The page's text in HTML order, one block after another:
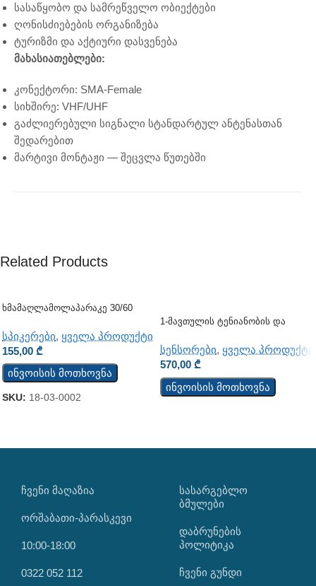
სასაწყობო და სამრეწველო ობიექტები
ღონისძიებების ორგანიზება
ტურიზმი და აქტიური დასვენება
მახასიათებლები:
კონექტორი: SMA-Female
სიხშირე: VHF/UHF
გაძლიერებული სიგნალი სტანდარტულ ანტენასთან
შედარებით
მარტივი მონტაჟი — შეცვლა წუთებში
Related Products
Ხმამაღლამოლაპარაკე 30/60
სპიკერები, ყველა პროდუქტი
155,00 ₾
ინვოისის მოთხოვნა
SKU: 18-03-0002
1-Მავთულის Ტენიანობის Და
სენსორები, ყველა პროდუქტი
570,00 ₾
ინვოისის მოთხოვნა
ᲩᲕᲔᲜᲘ ᲛᲐᲦᲐᲖᲘᲐ
ორშაბათი-პარასკევი
10:00-18:00
0322 052 112
ᲡᲐᲡᲐᲠᲒᲔᲑᲚᲝ
ᲑᲛᲣᲚᲔᲑᲘ
დაბრუნების
პოლიტიკა
ჩვენი გუნდი